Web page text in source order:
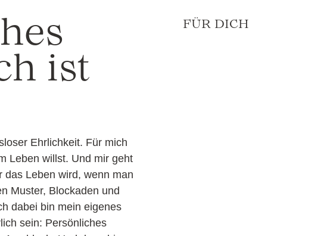
ist
Ehrlichkeit. Für mich
Leben willst. Und mir geht
das Leben wird, wenn man
Muster, Blockaden und
dabei bin mein eigenes
sein: Persönliches
FÜR DICH